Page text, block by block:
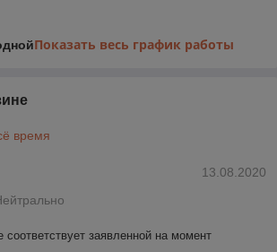
Показать весь график работы
время
13.08.2020
соответствует заявленной на момент